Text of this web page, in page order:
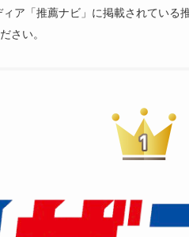
ア「推薦ナビ」に掲載されている
さい。